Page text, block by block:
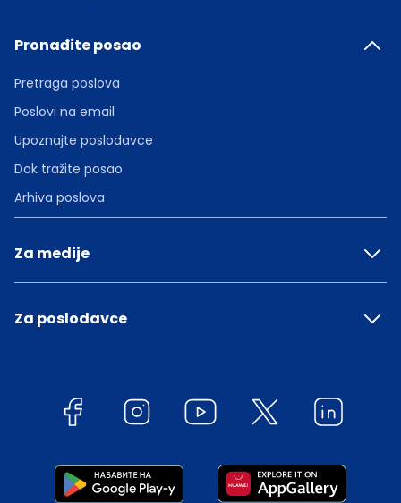
Pronađite posao
Pretraga poslova
Poslovi na email
Upoznajte poslodavce
Dok tražite posao
Arhiva poslova
Za medije
Za poslodavce